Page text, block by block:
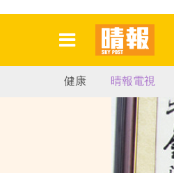
健康 晴報電視